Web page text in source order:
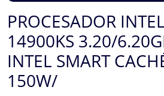
PROCESADOR
14900KS 3.20/
INTEL SMART
150W/